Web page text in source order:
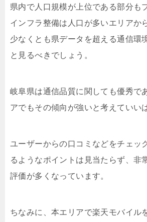
県内で人口規模が上位である部分も
インフラ整備は人口が多いエリアか
少なくとも県データを超える通信環
と見るべきでしょう。
岐阜県は通信品質に関しても優秀で
アでもその傾向が強いと考えていい
ユーザーからの口コミなどをチェッ
るようなポイントは見当たらず、非
評価が多くなっています。
ちなみに、本エリアで楽天モバイル